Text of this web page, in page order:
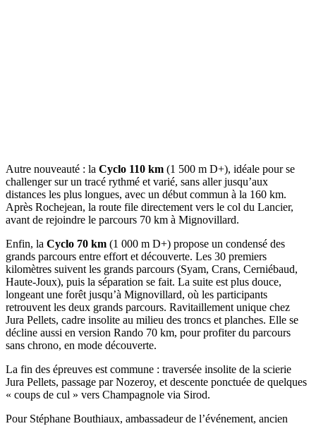
Autre nouveauté : la Cyclo 110 km (1 500 m D+), idéale pour se
challenger sur un tracé rythmé et varié, sans aller jusqu’aux
distances les plus longues, avec un début commun à la 160 km.
Après Rochejean, la route file directement vers le col du Lancier,
avant de rejoindre le parcours 70 km à Mignovillard.
Enfin, la Cyclo 70 km (1 000 m D+) propose un condensé des
grands parcours entre effort et découverte. Les 30 premiers
kilomètres suivent les grands parcours (Syam, Crans, Cerniébaud,
Haute-Joux), puis la séparation se fait. La suite est plus douce,
longeant une forêt jusqu’à Mignovillard, où les participants
retrouvent les deux grands parcours. Ravitaillement unique chez
Jura Pellets, cadre insolite au milieu des troncs et planches. Elle se
décline aussi en version Rando 70 km, pour profiter du parcours
sans chrono, en mode découverte.
La fin des épreuves est commune : traversée insolite de la scierie
Jura Pellets, passage par Nozeroy, et descente ponctuée de quelques
« coups de cul » vers Champagnole via Sirod.
Pour Stéphane Bouthiaux, ambassadeur de l’événement, ancien